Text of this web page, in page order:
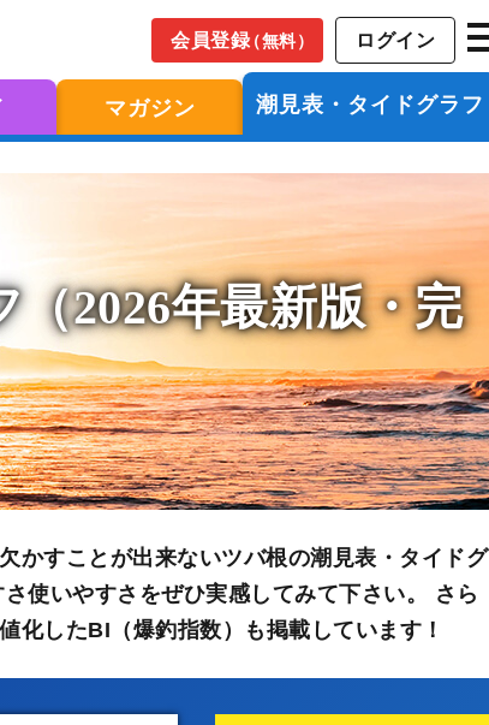
会員登録（無料） ログイン
マガジン 潮見表・タイドグラフ
2026年最新版・完
かすことが出来ないツバ根の潮見表・タイドグ
使いやすさをぜひ実感してみて下さい。 さら
化したBI（爆釣指数）も掲載しています！